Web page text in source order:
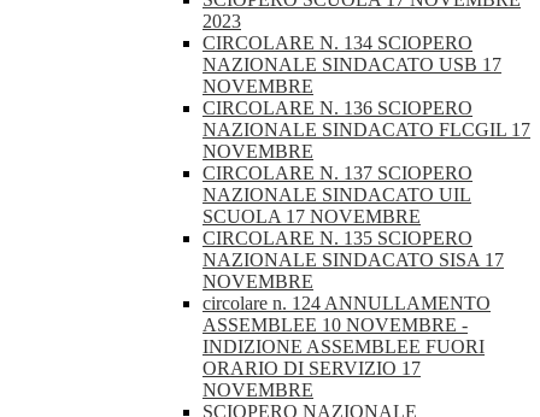
2023
CIRCOLARE N. 134 SCIOPERO
NAZIONALE SINDACATO USB 17
NOVEMBRE
CIRCOLARE N. 136 SCIOPERO
NAZIONALE SINDACATO FLCGIL 17
NOVEMBRE
CIRCOLARE N. 137 SCIOPERO
NAZIONALE SINDACATO UIL
SCUOLA 17 NOVEMBRE
CIRCOLARE N. 135 SCIOPERO
NAZIONALE SINDACATO SISA 17
NOVEMBRE
circolare n. 124 ANNULLAMENTO
ASSEMBLEE 10 NOVEMBRE -
INDIZIONE ASSEMBLEE FUORI
ORARIO DI SERVIZIO 17
NOVEMBRE
SCIOPERO NAZIONALE